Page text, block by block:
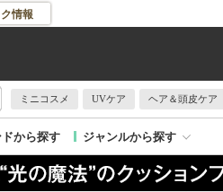
情報
ミニコスメ UVケア ヘア＆頭皮ケア
から探す ジャンルから探す